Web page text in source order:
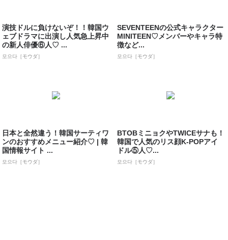
演技ドルに負けないぞ！！韓国ウ
ェブドラマに出演し人気急上昇中
の新人俳優⑥人♡ ...
모으다［モウダ］
SEVENTEENの公式キャラクター
MINITEEN♡メンバーやキャラ特
徴など...
모으다［モウダ］
日本と全然違う！韓国サーティワ
ンのおすすめメニュー紹介♡ | 韓
国情報サイト ...
모으다［モウダ］
BTOBミニョクやTWICEサナも！
韓国で人気のリス顔K-POPアイ
ドル⑤人♡...
모으다［モウダ］